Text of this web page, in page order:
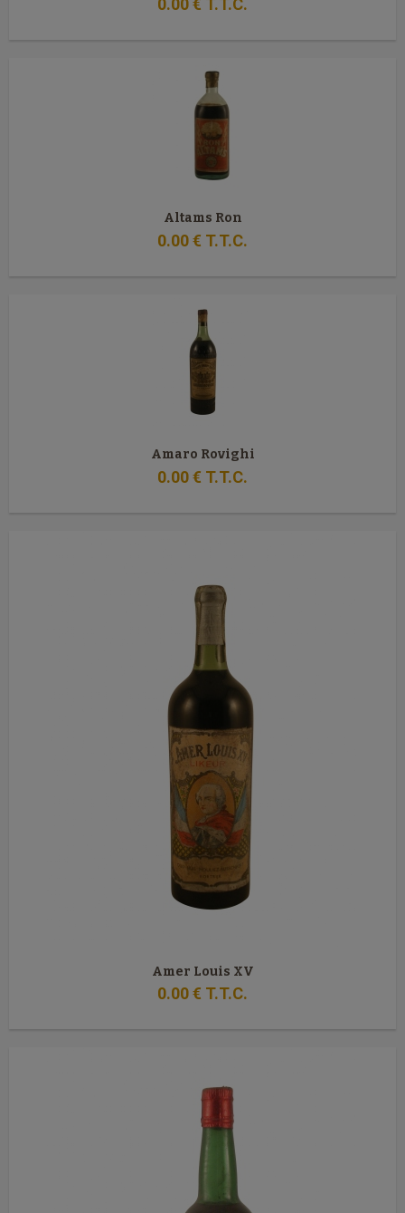
0.00€ T.T.C.
Altams Ron
0.00€ T.T.C.
Amaro Rovighi
0.00€ T.T.C.
Amer Louis XV
0.00€ T.T.C.